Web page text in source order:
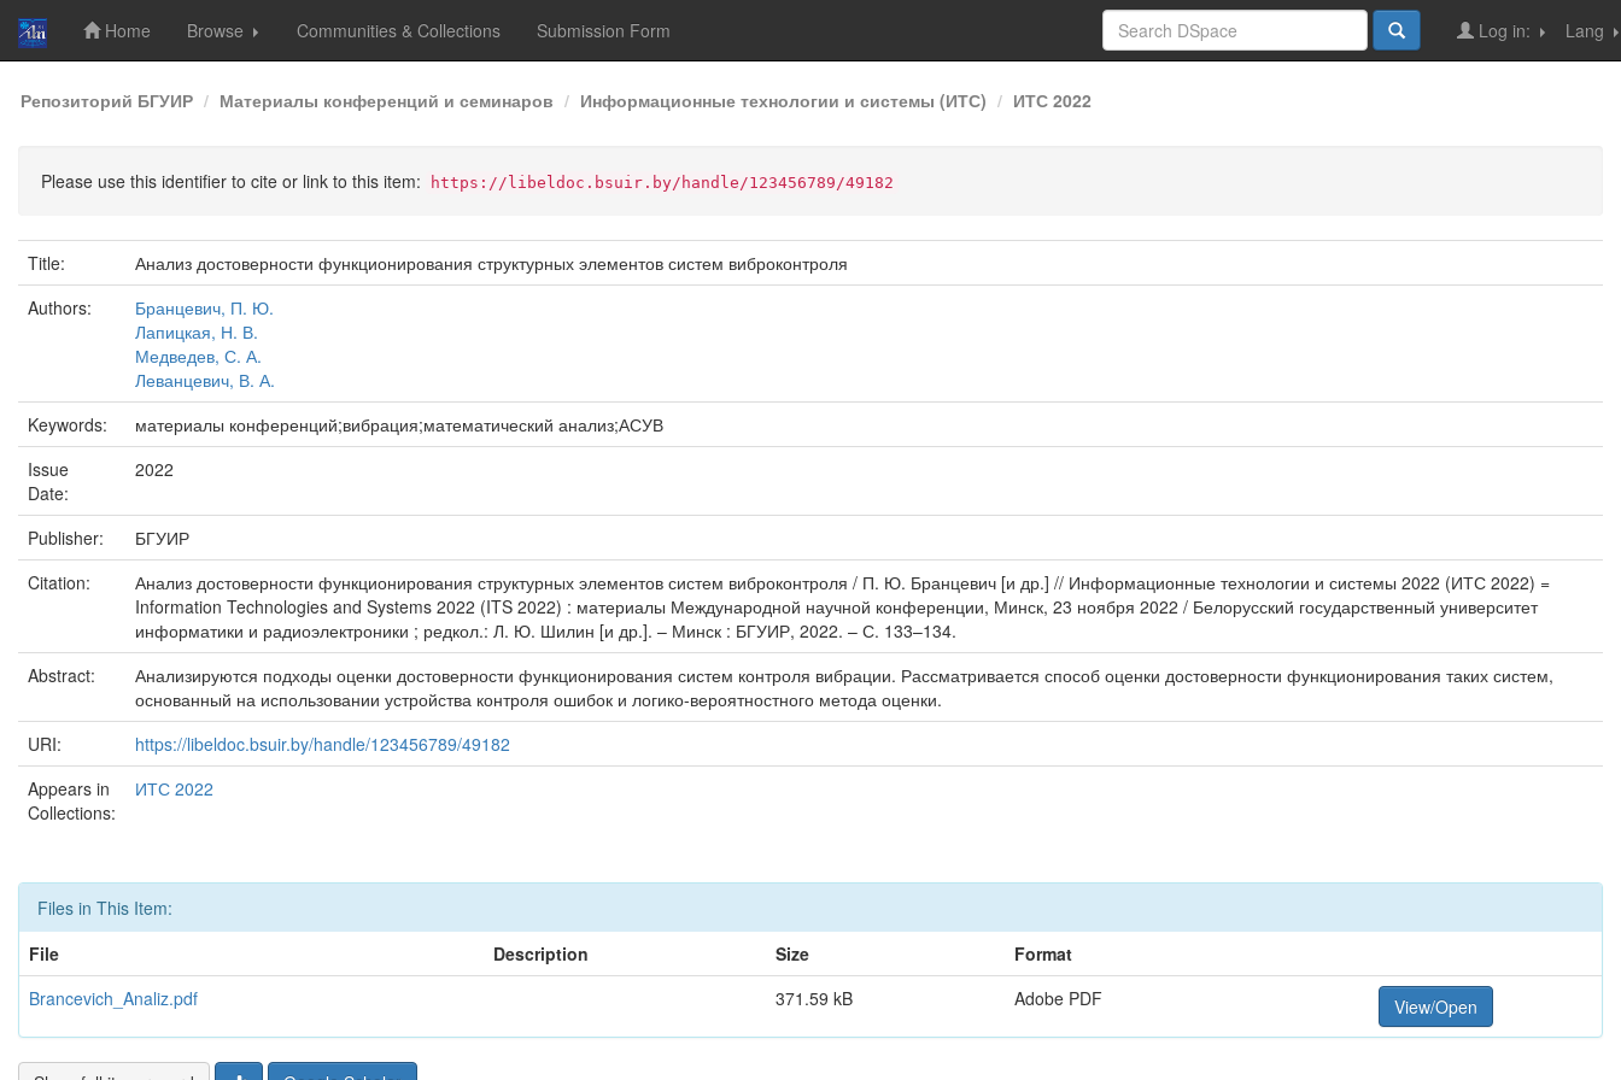
Skip
navigation
Home Browse Communities & Collections Submission Form Lang
Log in:
Репозиторий БГУИР Материалы конференций и семинаров Информационные технологии и системы (ИТС) ИТС 2022
Please use this identifier to cite or link to this item: https://libeldoc.bsuir.by/handle/123456789/49182
Title:
Анализ достоверности функционирования структурных элементов систем виброконтроля
Authors:
Бранцевич, П. Ю.
Лапицкая, Н. В.
Медведев, С. А.
Леванцевич, В. А.
Keywords:
материалы конференций;вибрация;математический анализ;АСУВ
Issue
Date:
2022
Publisher:
БГУИР
Citation:
Анализ достоверности функционирования структурных элементов систем виброконтроля / П. Ю. Бранцевич [и др.] // Информационные технологии и системы 2022 (ИТС 2022) =
Information Technologies and Systems 2022 (ITS 2022) : материалы Международной научной конференции, Минск, 23 ноября 2022 / Белорусский государственный университет
информатики и радиоэлектроники ; редкол.: Л. Ю. Шилин [и др.]. – Минск : БГУИР, 2022. – С. 133–134.
Abstract:
Анализируются подходы оценки достоверности функционирования систем контроля вибрации. Рассматривается способ оценки достоверности функционирования таких систем,
основанный на использовании устройства контроля ошибок и логико-вероятностного метода оценки.
URI:
https://libeldoc.bsuir.by/handle/123456789/49182
Appears in
Collections:
ИТС 2022
Files in This Item:
File
Description Size
Format
Brancevich_Analiz.pdf
371.59 kB Adobe PDF View/Open